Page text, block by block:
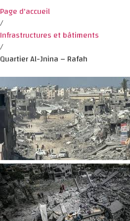
Page d'accueil
/
Infrastructures et bâtiments
/
Quartier Al-Jnina – Rafah